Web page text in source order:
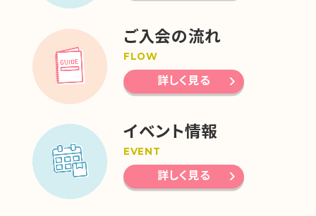
ご入会の流れ
FLOW
詳しく見る
イベント情報
EVENT
詳しく見る